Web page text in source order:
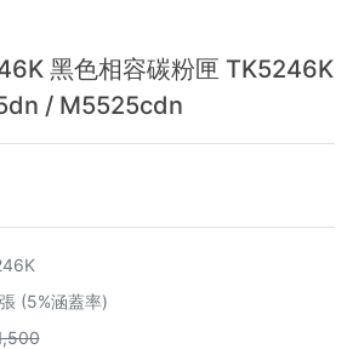
黑色相容碳粉匣 TK5246K
/ M5525cdn
(5%涵蓋率)